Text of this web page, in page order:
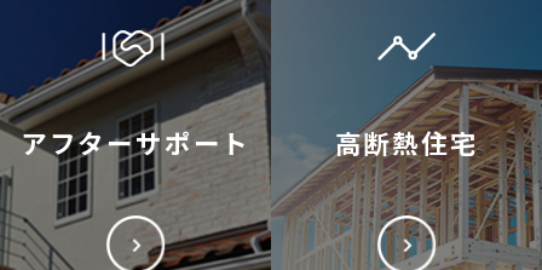
アフターサポート 高断熱住宅